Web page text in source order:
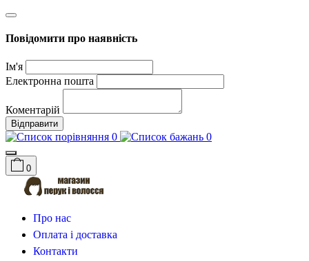
Повідомити про наявність
Ім'я
Електронна пошта
Коментарій
Відправити
0 0
0
Про нас
Оплата і доставка
Контакти